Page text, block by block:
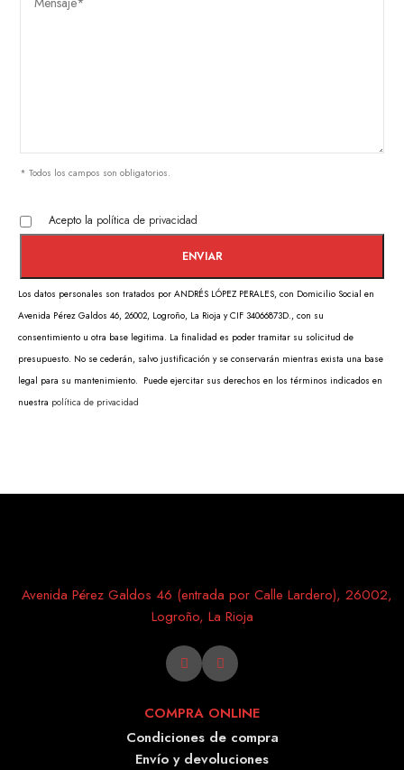
* Todos los campos son obligatorios.
Acepto la política de privacidad
Los datos personales son tratados por ANDRÉS LÓPEZ PERALES, con Domicilio Social en
Avenida Pérez Galdos 46, 26002, Logroño, La Rioja y CIF 34066873D., con su
consentimiento u otra base legitima. La finalidad es poder tramitar su solicitud de
presupuesto. No se cederán, salvo justificación y se conservarán mientras exista una base
legal para su mantenimiento. Puede ejercitar sus derechos en los términos indicados en
nuestra política de privacidad
Avenida Pérez Galdos 46 (entrada por Calle Lardero), 26002,
Logroño, La Rioja
COMPRA ONLINE
Condiciones de compra
Envío y devoluciones